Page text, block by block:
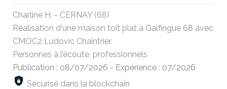
Charline H. - CERNAY (68)
Réalisation d'une maison toit plat à Galfingue 68 avec
CMOC2 Ludovic Chaintrier
Personnes à l’écoute, professionnels
Publication : 08/07/2026 - Expérience : 07/2026
Sécurisé dans la blockchain